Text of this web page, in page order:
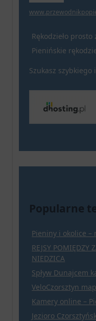
Rękodzieło
Pienińskie
Szukasz
Popularne
Pieniny i okolice –
REJSY POMIĘDZY
NIEDZICA
Spływ Dunajcem
VeloCzorsztyn
Kamery online –
Jezioro